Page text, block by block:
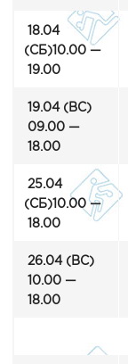
18.04
(СБ)10.00 —
19.00
19.04 (ВС)
09.00 —
18.00
25.04
(СБ)10.00 —
18.00
26.04 (ВС)
10.00 —
18.00